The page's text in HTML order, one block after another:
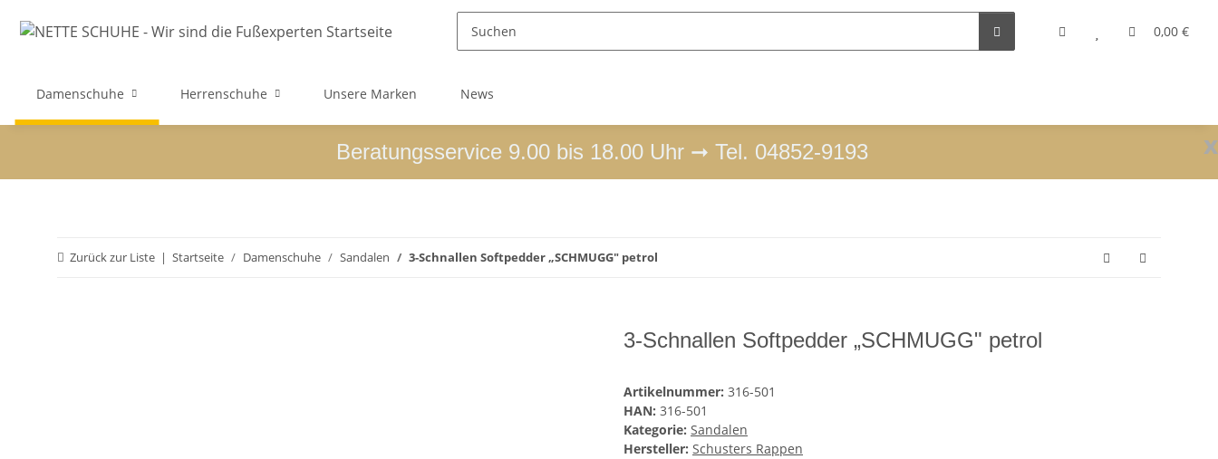
0,00 €
Damenschuhe Herrenschuhe Unsere Marken News
x
Beratungsservice 9.00 bis 18.00 Uhr ➞ Tel. 04852-9193
Zurück zur Liste Startseite Damenschuhe Sandalen 3-Schnallen Softpedder „SCHMUGG" petrol
3-Schnallen Softpedder „SCHMUGG" petrol
Artikelnummer: 316-501
HAN: 316-501
Kategorie: Sandalen
Hersteller: Schusters Rappen